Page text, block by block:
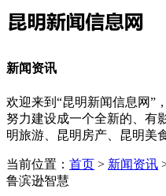
新闻资讯
欢迎来到“昆明新闻信息网”
努力建设成一个全新的、有
明旅游、昆明房产、昆明美
当前位置： 首页 > 新闻资讯
鲁滨逊智慧